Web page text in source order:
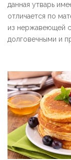
данная утварь
отличается по
из нержавеющей
долговечными и